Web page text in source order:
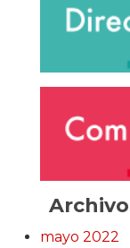
mayo 2022